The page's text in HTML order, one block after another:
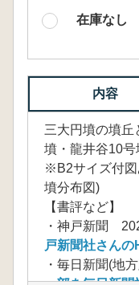
在庫なし
内容
三大円墳の墳丘
墳・龍井谷10
※B2サイズ付図
墳分布図)
【書評など】
・神戸新聞
戸新聞社さん
・毎日新聞(